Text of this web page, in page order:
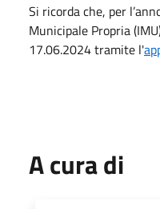
Si ricorda che, per
Municipale Propria
17.06.2024 tramite l'
A cura di